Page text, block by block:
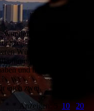
Die gewünschten
Wünschen umgesetzt
abgerundet. Wir
und hoffen euch
euch zwei.
Anzeigen: 5 10 20